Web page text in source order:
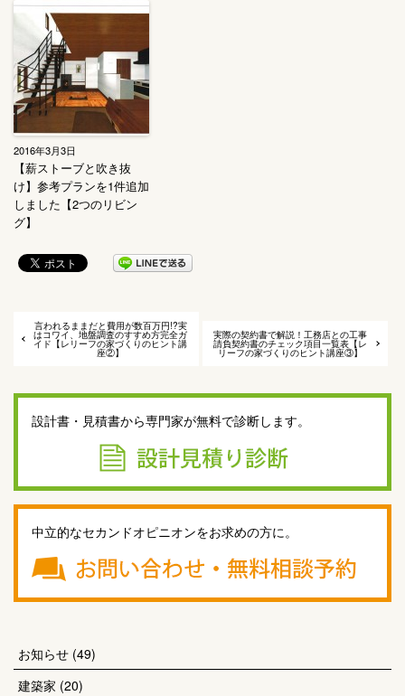
2016年3月3日
【薪ストーブと吹き抜
け】参考プランを1件追加
しました【2つのリビン
グ】
言われるままだと費用が数百万円!?実
はコワイ、地盤調査のすすめ方完全ガ
イド【レリーフの家づくりのヒント講
座②】
実際の契約書で解説！工務店との工事
請負契約書のチェック項目一覧表【レ
リーフの家づくりのヒント講座③】
設計書・見積書から専門家が無料で診断します。
中立的なセカンドオピニオンをお求めの方に。
お知らせ (49)
建築家 (20)